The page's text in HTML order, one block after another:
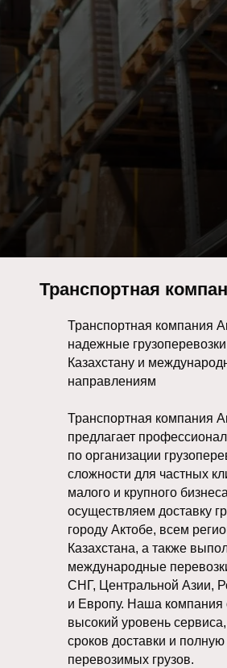
Транспортная
Транспортная компания
надежные
Казахстану и
направлениям
Транспортная компания
предлагает
по организации
сложности для частных
малого и крупного
осуществляем доставку
городу Актобе, всем
Казахстана, а также
международные
СНГ, Центральной Азии,
и Европу. Наша компания
высокий уровень
сроков доставки и
перевозимых грузов.